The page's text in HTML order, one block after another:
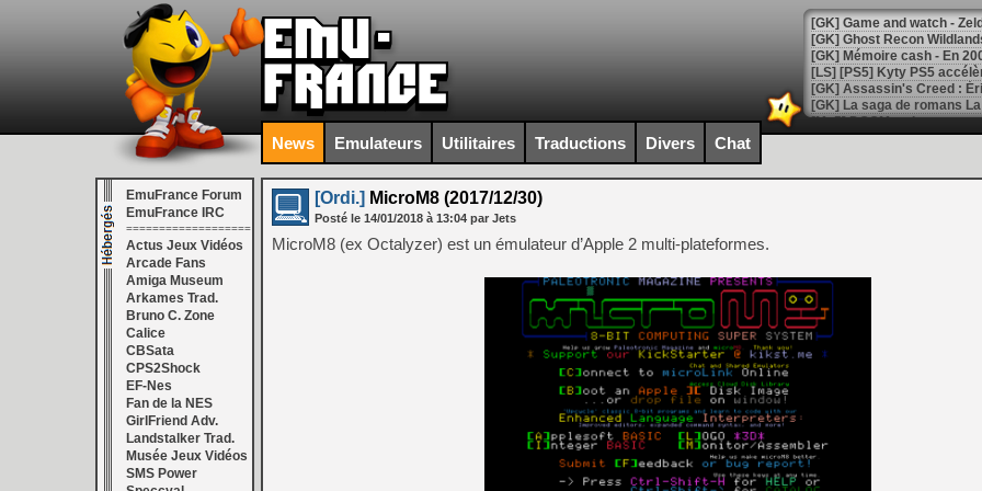
[Mo5] DOOM arrive en
[GK] Bethesda fête les 30
[GK] Roblox : l'action en
[GK] Agenda - GeForce
[LS] [PS5] ps5-y2jb-
[GK] Pourquoi Marvel
[GK] Test : Restory : Chill
[GK] GTA 6 : Rockstar
[GK] Hot Wheels Infinite
[GK] Mémoire cash -
[GK] Résultats Nintendo :
[GK] Déjà des
[Mo5] Brickboy cherche à
[GK] Minecraft et ses «
News Emulateurs Utilitaires Traductions Divers Chat
EmuFrance Forum
EmuFrance IRC
===================
Actus Jeux Vidéos
Arcade Fans
Amiga Museum
Arkames Trad.
Bruno C. Zone
Calice
CBSata
CPS2Shock
EF-Nes
Fan de la NES
GirlFriend Adv.
Landstalker Trad.
Musée Jeux Vidéos
SMS Power
[Ordi.] MicroM8 (2017/12/30)
Posté le 14/01/2018 à 13:04 par Jets
MicroM8 (ex Octalyzer) est un émulateur d’Apple 2 multi-plateformes.